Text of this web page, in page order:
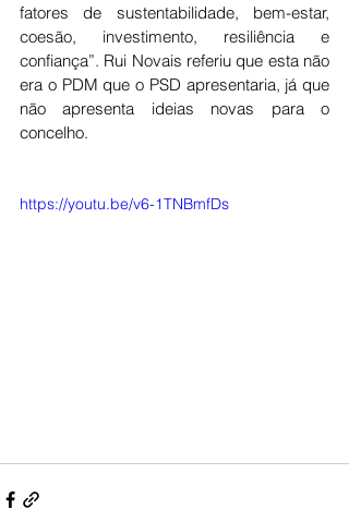
fatores de sustentabilidade, bem-estar,
coesão, investimento, resiliência e
confiança”. Rui Novais referiu que esta não
era o PDM que o PSD apresentaria, já que
não apresenta ideias novas para o
concelho.
https://youtu.be/v6-1TNBmfDs